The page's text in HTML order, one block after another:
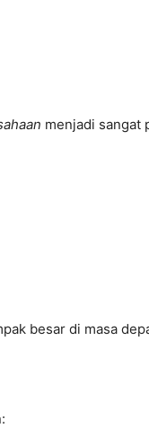
menjadi sangat
besar di masa